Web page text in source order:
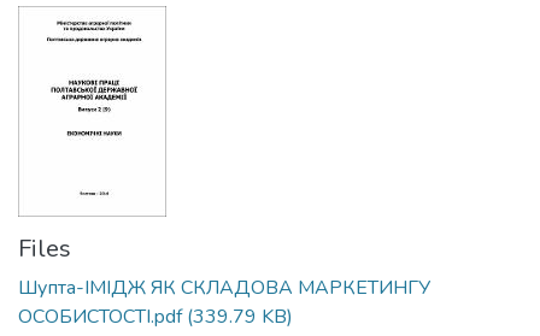
Files
Шупта-ІМІДЖ ЯК СКЛАДОВА МАРКЕТИНГУ
ОСОБИСТОСТІ.pdf(339.79 KB)